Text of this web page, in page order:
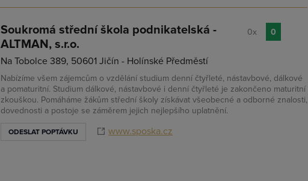
Soukromá střední škola podnikatelská -
ALTMAN, s.r.o.
Na Tobolce 389, 50601 Jičín - Holínské Předměstí
Nabízíme všem zájemcům o vzdělání studium denní čtyřleté, nástavbové, dálkové
a pomaturitní. Studium dálkové, nástavbové i denní čtyřleté je zakončeno maturitní
zkouškou. Pomáháme žákům střední školy získávat všeobecné a odborné znalosti,
dovednosti a postoje se záměrem jejich nejlepšího uplatnění.
ODESLAT POPTÁVKU www.sposka.cz
0x 0